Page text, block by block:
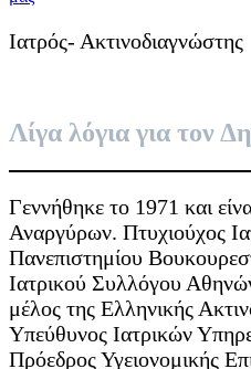
Ιατρός- Ακτινοδιαγνώστης
Λίγα λόγια για τον
Γεννήθηκε το 1971 και
Αναργύρων. Πτυχιούχος
Πανεπιστημίου
Ιατρικού Συλλόγου
μέλος της Ελληνικής
Υπεύθυνος Ιατρικών
Πρόεδρος Υγειονομικής